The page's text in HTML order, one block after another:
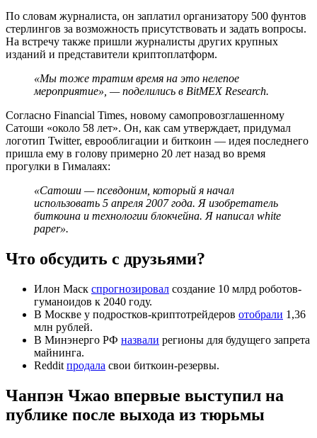
По словам журналиста, он заплатил организатору 500 фунтов
стерлингов за возможность присутствовать и задать вопросы.
На встречу также пришли журналисты других крупных
изданий и представители криптоплатформ.
«Мы тоже тратим время на это нелепое
мероприятие», — поделились в BitMEX Research.
Согласно Financial Times, новому самопровозглашенному
Сатоши «около 58 лет». Он, как сам утверждает, придумал
логотип Twitter, еврооблигации и биткоин — идея последнего
пришла ему в голову примерно 20 лет назад во время
прогулки в Гималаях:
«Сатоши — псевдоним, который я начал
использовать 5 апреля 2007 года. Я изобретатель
биткоина и технологии блокчейна. Я написал white
paper».
Что обсудить с друзьями?
Илон Маск спрогнозировал создание 10 млрд роботов-
гуманоидов к 2040 году.
В Москве у подростков-криптотрейдеров отобрали 1,36
млн рублей.
В Минэнерго РФ назвали регионы для будущего запрета
майнинга.
Reddit продала свои биткоин-резервы.
Чанпэн Чжао впервые выступил на
публике после выхода из тюрьмы